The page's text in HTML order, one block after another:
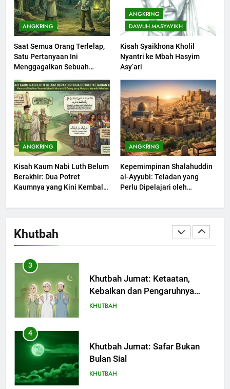
ANGKRING
Saat Semua Orang Terlelap,
Satu Pertanyaan Ini
Menggagalkan Sebuah
ANGKRING
DAWUH MASYAYIKH
Kisah Syaikhona Kholil
Nyantri ke Mbah Hasyim
Asy’ari
ANGKRING
Kisah Kaum Nabi Luth Belum
Berakhir: Dua Potret
Kaumnya yang Kini Kembali
ANGKRING
Kepemimpinan Shalahuddin
al-Ayyubi: Teladan yang
Perlu Dipelajari oleh
(2)
Khutbah
Khutbah Jumat : Supaya Amal
Bisa Diterima
KHUTBAH
203
Muharram Bulan Bersejarah
KHUTBAH
1
Khutbah Jumat: Mengapa Orang
Dengki Tak Akan Pernah
Berjaya?
KHUTBAH
Khutbah Jumat: Melihat
Limpahan Nikmat Allah
3
Khutbah Jumat: Ketaatan,
Kebaikan dan Pengaruhnya
dalam Jiwa Manusia
KHUTBAH
4
Khutbah Jumat: Safar Bukan
Bulan Sial
KHUTBAH